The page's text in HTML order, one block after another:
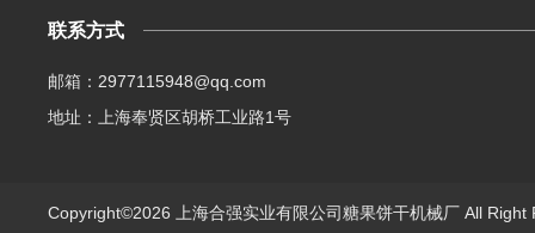
联系方式
邮箱：2977115948@qq.com
地址：上海奉贤区胡桥工业路1号
Copyright©2026 上海合强实业有限公司糖果饼干机械厂 All